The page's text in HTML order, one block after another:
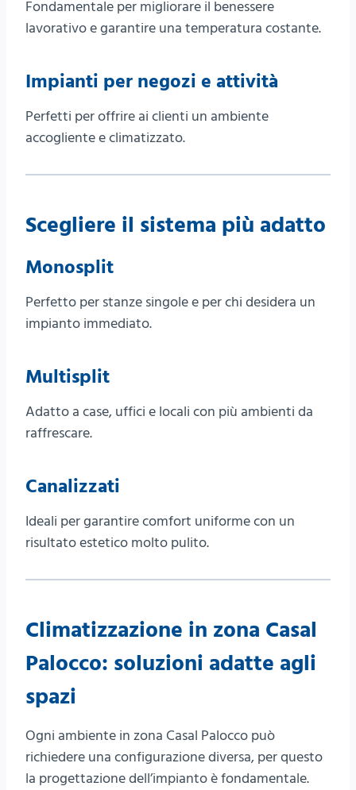
Fondamentale per migliorare il benessere
lavorativo e garantire una temperatura costante.
Impianti per negozi e attività
Perfetti per offrire ai clienti un ambiente
accogliente e climatizzato.
Scegliere il sistema più adatto
Monosplit
Perfetto per stanze singole e per chi desidera un
impianto immediato.
Multisplit
Adatto a case, uffici e locali con più ambienti da
raffrescare.
Canalizzati
Ideali per garantire comfort uniforme con un
risultato estetico molto pulito.
Climatizzazione in zona Casal
Palocco: soluzioni adatte agli
spazi
Ogni ambiente in zona Casal Palocco può
richiedere una configurazione diversa, per questo
la progettazione dell’impianto è fondamentale.